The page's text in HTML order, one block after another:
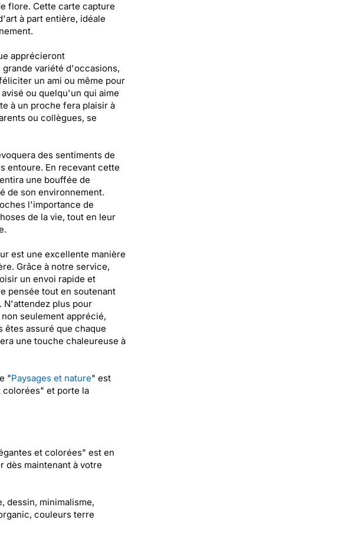
flore. Cette carte capture
à part entière, idéale
apprécieront
variété d'occasions,
un ami ou même pour
ou quelqu'un qui aime
à un proche fera plaisir à
ou collègues, se
des sentiments de
entoure. En recevant cette
une bouffée de
de son environnement.
l'importance de
de la vie, tout en leur
est une excellente manière
Grâce à notre service,
un envoi rapide et
pensée tout en soutenant
N'attendez plus pour
seulement apprécié,
êtes assuré que chaque
une touche chaleureuse à
"Paysages et nature" est
colorées" et porte la
et colorées" est en
dès maintenant à votre
dessin, minimalisme,
couleurs terre